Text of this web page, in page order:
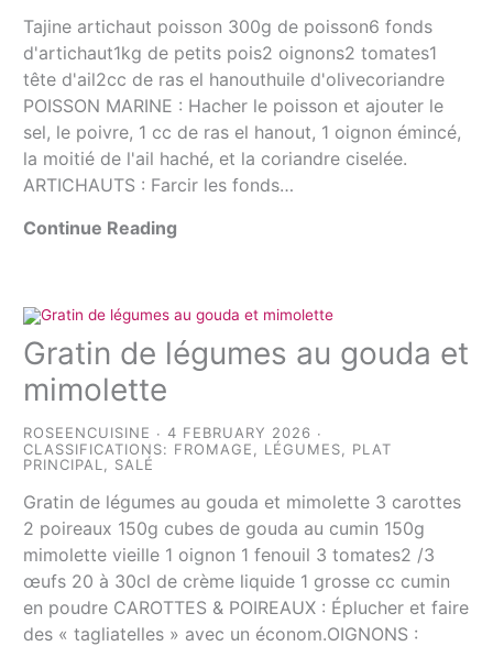
Tajine artichaut poisson 300g de poisson6 fonds
d'artichaut1kg de petits pois2 oignons2 tomates1
tête d'ail2cc de ras el hanouthuile d'olivecoriandre
POISSON MARINE : Hacher le poisson et ajouter le
sel, le poivre, 1 cc de ras el hanout, 1 oignon émincé,
la moitié de l'ail haché, et la coriandre ciselée.
ARTICHAUTS : Farcir les fonds…
Continue Reading
Gratin de légumes au gouda et
mimolette
ROSEENCUISINE
4 FEBRUARY 2026
CLASSIFICATIONS: FROMAGE LÉGUMES
PLAT
PRINCIPAL
SALÉ
Gratin de légumes au gouda et mimolette 3 carottes
2 poireaux 150g cubes de gouda au cumin 150g
mimolette vieille 1 oignon 1 fenouil 3 tomates2 /3
œufs 20 à 30cl de crème liquide 1 grosse cc cumin
en poudre CAROTTES & POIREAUX : Éplucher et faire
des « tagliatelles » avec un économ.OIGNONS :